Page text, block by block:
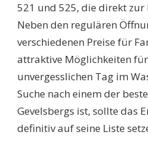
521 und 525, die direkt
Neben den regulären
verschiedenen Preise für
attraktive Möglichkeiten
unvergesslichen Tag im
Suche nach einem der
Gevelsbergs ist, sollte das
definitiv auf seine Liste